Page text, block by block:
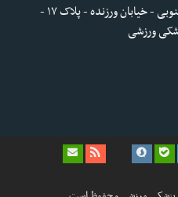
تهران - خیابان شهید مفتح جنوبی - خیابان ورزنده - پلاک ۱۷ -
ورزشی